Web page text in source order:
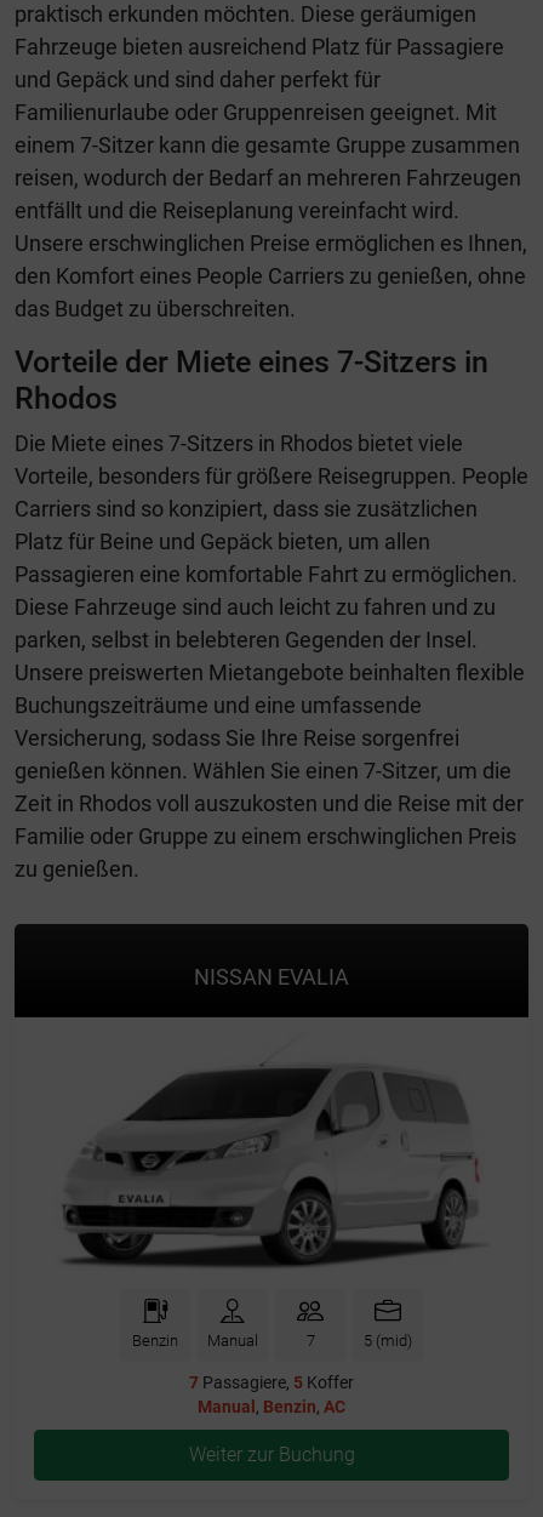
praktisch erkunden möchten. Diese geräumigen
Fahrzeuge bieten ausreichend Platz für Passagiere
und Gepäck und sind daher perfekt für
Familienurlaube oder Gruppenreisen geeignet. Mit
einem 7-Sitzer kann die gesamte Gruppe zusammen
reisen, wodurch der Bedarf an mehreren Fahrzeugen
entfällt und die Reiseplanung vereinfacht wird.
Unsere erschwinglichen Preise ermöglichen es Ihnen,
den Komfort eines People Carriers zu genießen, ohne
das Budget zu überschreiten.
Vorteile der Miete eines 7-Sitzers in
Rhodos
Die Miete eines 7-Sitzers in Rhodos bietet viele
Vorteile, besonders für größere Reisegruppen. People
Carriers sind so konzipiert, dass sie zusätzlichen
Platz für Beine und Gepäck bieten, um allen
Passagieren eine komfortable Fahrt zu ermöglichen.
Diese Fahrzeuge sind auch leicht zu fahren und zu
parken, selbst in belebteren Gegenden der Insel.
Unsere preiswerten Mietangebote beinhalten flexible
Buchungszeiträume und eine umfassende
Versicherung, sodass Sie Ihre Reise sorgenfrei
genießen können. Wählen Sie einen 7-Sitzer, um die
Zeit in Rhodos voll auszukosten und die Reise mit der
Familie oder Gruppe zu einem erschwinglichen Preis
zu genießen.
NISSAN EVALIA
Benzin Manual 7 5 (mid)
7 Passagiere, 5 Koffer
Manual , Benzin, AC
Weiter zur Buchung